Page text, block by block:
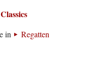
in
Regatten